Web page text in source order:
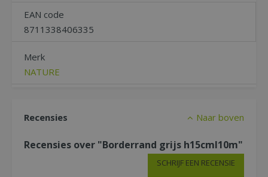
EAN code
8711338406335
Merk
NATURE
Recensies Naar boven
Recensies over "Borderrand grijs h15cml10m"
SCHRIJF EEN RECENSIE